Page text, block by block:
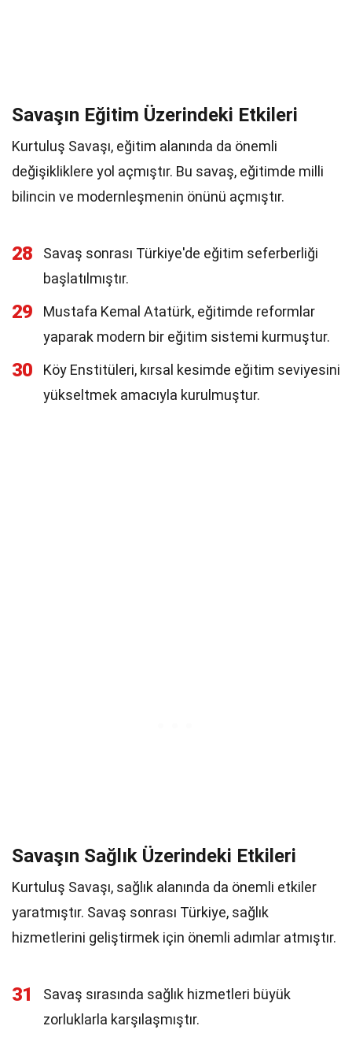
Savaşın Eğitim Üzerindeki Etkileri
Kurtuluş Savaşı, eğitim alanında da önemli
değişikliklere yol açmıştır. Bu savaş, eğitimde milli
bilincin ve modernleşmenin önünü açmıştır.
28
Savaş sonrası Türkiye'de eğitim seferberliği
başlatılmıştır.
29
Mustafa Kemal Atatürk, eğitimde reformlar
yaparak modern bir eğitim sistemi kurmuştur.
30
Köy Enstitüleri, kırsal kesimde eğitim seviyesini
yükseltmek amacıyla kurulmuştur.
Savaşın Sağlık Üzerindeki Etkileri
Kurtuluş Savaşı, sağlık alanında da önemli etkiler
yaratmıştır. Savaş sonrası Türkiye, sağlık
hizmetlerini geliştirmek için önemli adımlar atmıştır.
31
Savaş sırasında sağlık hizmetleri büyük
zorluklarla karşılaşmıştır.